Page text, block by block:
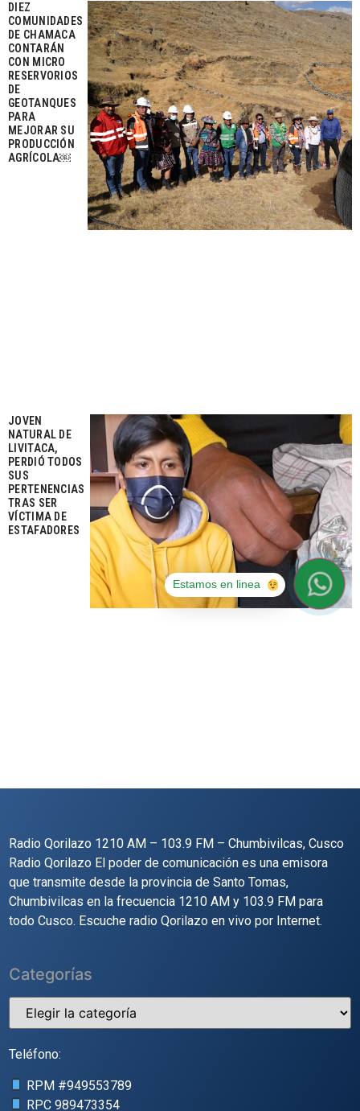
DIEZ
COMUNIDADES
DE CHAMACA
CONTARÁN
CON MICRO
RESERVORIOS
DE
GEOTANQUES
PARA
MEJORAR SU
PRODUCCIÓN
AGRÍCOLA￼
JOVEN
NATURAL DE
LIVITACA,
PERDIÓ TODOS
SUS
PERTENENCIAS
TRAS SER
VÍCTIMA DE
ESTAFADORES
Radio Qorilazo 1210 AM – 103.9 FM – Chumbivilcas, Cusco
Radio Qorilazo El poder de comunicación es una emisora
que transmite desde la provincia de Santo Tomas,
Chumbivilcas en la frecuencia 1210 AM y 103.9 FM para
todo Cusco. Escuche radio Qorilazo en vivo por Internet.
Categorías
Teléfono:
RPM #949553789
RPC989473354
Estamos en linea